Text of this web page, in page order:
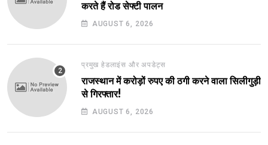
करते हैं रोड सेफ्टी पालन
AUGUST 6, 2026
प्रमुख हेडलाइंस और अपडेट्स
राजस्थान में करोड़ों रुपए की ठगी करने वाला सिलीगुड़ी
से गिरफ्तार!
AUGUST 6, 2026